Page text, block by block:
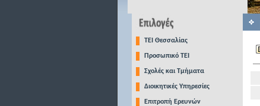
TEI Θεσσαλίας
Προσωπικό ΤΕΙ
Σχολές και Τμήματα
Διοικητικές Υπηρεσίες
Επιτροπή Ερευνών